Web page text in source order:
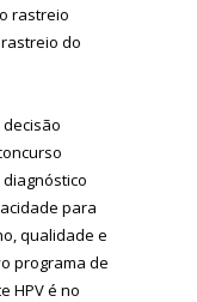
rastreio
do
para
qualidade e
programa de
HPV é no